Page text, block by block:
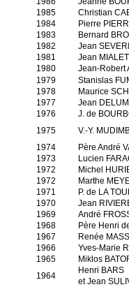
1985
Christian
1984
Pierre
1983
Bernard BRO
1982
Jean
1981
Jean MIALET
1980
Jean-Robert
1979
Stanislas
1978
Maurice
1977
Jean
1976
J. de
1975
V.-Y.
1974
Père André
1973
Lucien
1972
Michel
1972
Marthe
1971
P. de LA
1970
Jean
1969
André
1968
Père Henri
1967
Renée
1966
Yves-Marie
1965
Miklos
1964
Henri BARS
et Jean